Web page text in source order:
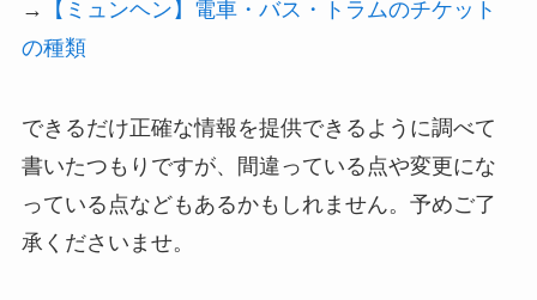
→
【ミュンヘン】電車・バス・トラムのチケット
の種類
できるだけ正確な情報を提供できるように調べて
書いたつもりですが、間違っている点や変更にな
っている点などもあるかもしれません。予めご了
承くださいませ。